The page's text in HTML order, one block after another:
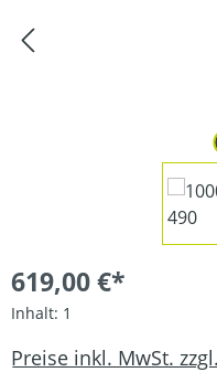
619,00 €*
Inhalt: 1
Preise inkl. MwSt.